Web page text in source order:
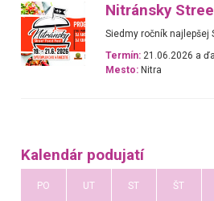
Nitránsky
Siedmy ročník najlepšej
Termín: 21.06.2026 a
Mesto: Nitra
Kalendár podujatí
PO UT ST ŠT